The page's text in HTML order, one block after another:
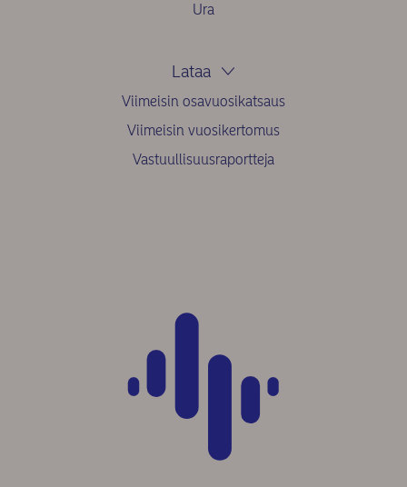
Ura
Lataa
Viimeisin osavuosikatsaus
Viimeisin vuosikertomus
Vastuullisuusraportteja